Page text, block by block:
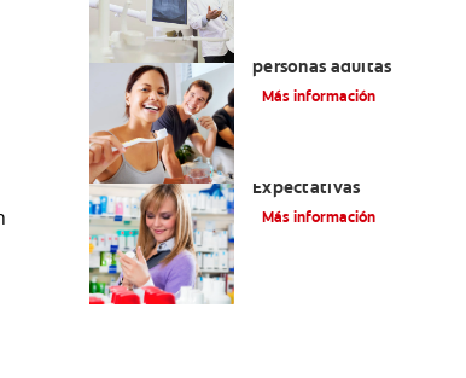
personas adultas
Más información
Expectativas
Más información